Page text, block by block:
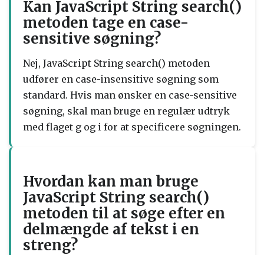
Kan JavaScript String search()
metoden tage en case-
sensitive søgning?
Nej, JavaScript String search() metoden
udfører en case-insensitive søgning som
standard. Hvis man ønsker en case-sensitive
søgning, skal man bruge en regulær udtryk
med flaget g og i for at specificere søgningen.
Hvordan kan man bruge
JavaScript String search()
metoden til at søge efter en
delmængde af tekst i en
streng?